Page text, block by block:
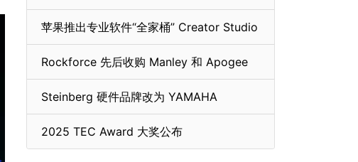
苹果推出专业软件“全家桶” Creator Studio
Rockforce 先后收购 Manley 和 Apogee
Steinberg 硬件品牌改为 YAMAHA
2025 TEC Award 大奖公布